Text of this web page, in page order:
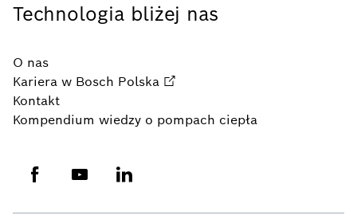
Technologia bliżej nas
O nas
Kariera w Bosch Polska
Kontakt
Kompendium wiedzy o pompach ciepła